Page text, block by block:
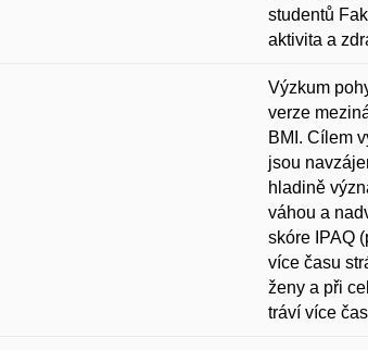
studentů
aktivita a
Výzkum
verze
BMI. Cílem
jsou
hladině
váhou a
skóre IPAQ
více času
ženy a při
tráví více